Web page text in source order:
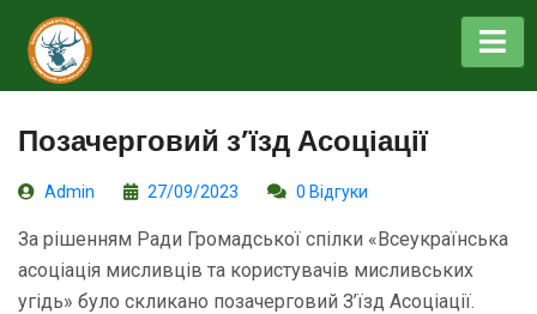
Позачерговий з’їзд Асоціації
Admin 27/09/2023 0 Відгуки
За рішенням Ради Громадської спілки «Всеукраїнська
асоціація мисливців та користувачів мисливських
угідь» було скликано позачерговий З’їзд Асоціації.